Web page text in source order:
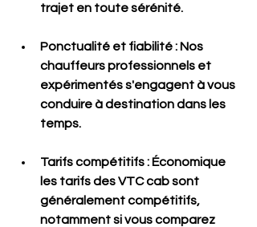
trajet en toute sérénité.
Ponctualité et fiabilité : Nos
chauffeurs professionnels et
expérimentés s'engagent à vous
conduire à destination dans les
temps.
Tarifs compétitifs : Économique
les tarifs des VTC cab sont
généralement compétitifs,
notamment si vous comparez